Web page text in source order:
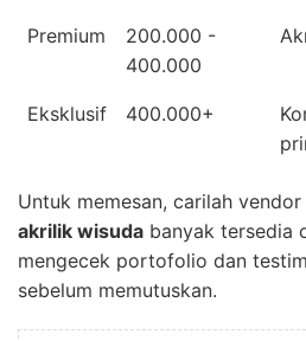
Premium
200.000 -
400.000
Eksklusif 400.000+
Untuk memesan, carilah
akrilik wisuda banyak tersedia
mengecek portofolio dan
sebelum memutuskan.